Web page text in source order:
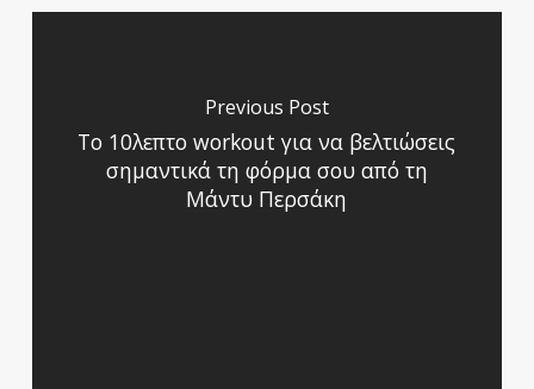
Previous Post
To 10λεπτο workout για να βελτιώσεις
σημαντικά τη φόρμα σου από τη
Μάντυ Περσάκη